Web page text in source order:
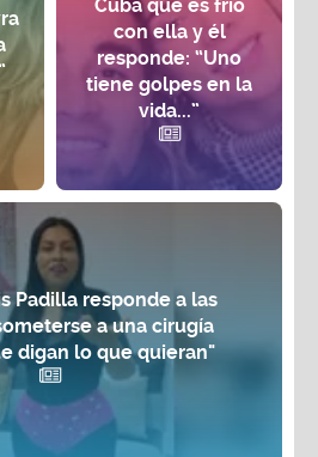
Cuba que es frío
con ella y él
responde: “Uno
tiene golpes en la
vida...”
Padilla responde a las
a una cirugía
digan lo que quieran"